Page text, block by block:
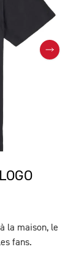
la maison, le
fans.